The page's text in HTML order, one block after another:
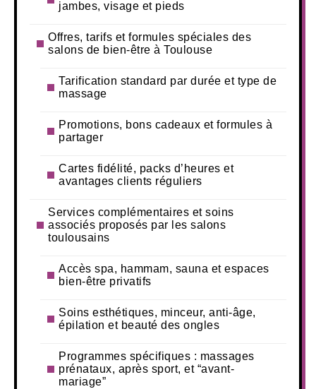
jambes, visage et pieds
Offres, tarifs et formules spéciales des
salons de bien-être à Toulouse
Tarification standard par durée et type de
massage
Promotions, bons cadeaux et formules à
partager
Cartes fidélité, packs d’heures et
avantages clients réguliers
Services complémentaires et soins
associés proposés par les salons
toulousains
Accès spa, hammam, sauna et espaces
bien-être privatifs
Soins esthétiques, minceur, anti-âge,
épilation et beauté des ongles
Programmes spécifiques : massages
prénataux, après sport, et “avant-
mariage”